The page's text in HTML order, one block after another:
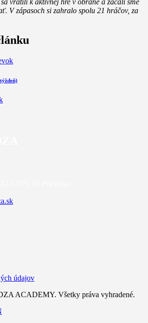
vrátili k aktívnej hre v obrane a začali sme
V zápasoch si zahralo spolu 21 hráčov, za
údajov
ACADEMY. Všetky práva vyhradené.